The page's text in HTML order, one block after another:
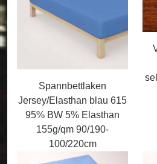
Spannbettlaken
Jersey/Elasthan blau 615
95% BW 5% Elasthan
155g/qm 90/190-
100/220cm